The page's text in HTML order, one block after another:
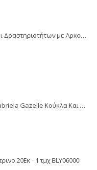
Fisher-Price Μαξιλαράκι Δραστηριοτήτων με Αρκουδάκι (JHB44)
Mattel Enchantimals Gabriela Gazelle Κούκλα Και Racer Ζωάκι Φιλαράκι Κούκλες FNH22 / GTM26
20Εκ - 1 τμχ BLY06000